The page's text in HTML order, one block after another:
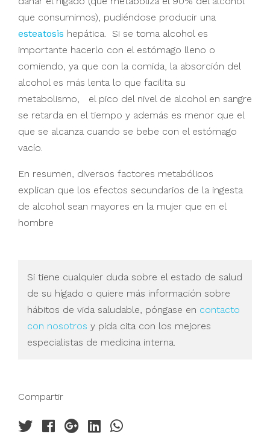
que consumimos), pudiéndose producir una
esteatosis hepática. Si se toma alcohol es
importante hacerlo con el estómago lleno o
comiendo, ya que con la comida, la absorción del
alcohol es más lenta lo que facilita su
metabolismo, el pico del nivel de alcohol en sangre
se retarda en el tiempo y además es menor que el
que se alcanza cuando se bebe con el estómago
vacío.
En resumen, diversos factores metabólicos
explican que los efectos secundarios de la ingesta
de alcohol sean mayores en la mujer que en el
hombre
Si tiene cualquier duda sobre el estado de salud
de su hígado o quiere más información sobre
hábitos de vida saludable, póngase en contacto
con nosotros y pida cita con los mejores
especialistas de medicina interna.
Compartir